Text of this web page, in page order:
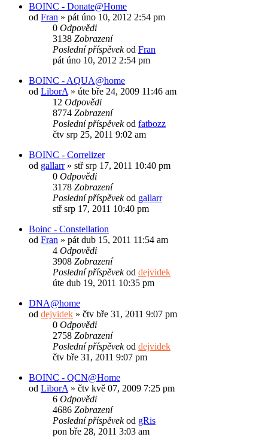
BOINC - Donate@Home
od Fran » pát úno 10, 2012 2:54 pm
0 Odpovědi
3138 Zobrazení
Poslední příspěvekod Fran
pát úno 10, 2012 2:54 pm
BOINC - AQUA@home
od LiborA » úte bře 24, 2009 11:46 am
12 Odpovědi
8774 Zobrazení
Poslední příspěvekod fatbozz
čtv srp 25, 2011 9:02 am
BOINC - Correlizer
od gallarr» stř srp 17, 2011 10:40 pm
0 Odpovědi
3178 Zobrazení
Poslední příspěvekod gallarr
stř srp 17, 2011 10:40 pm
Boinc - Constellation
od Fran » pát dub 15, 2011 11:54 am
4 Odpovědi
3908 Zobrazení
Poslední příspěvekod dejvidek
úte dub 19, 2011 10:35 pm
DNA@home
od dejvidek » čtv bře 31, 2011 9:07 pm
0 Odpovědi
2758 Zobrazení
Poslední příspěvekod dejvidek
čtv bře 31, 2011 9:07 pm
BOINC - QCN@Home
od LiborA » čtv kvě 07, 2009 7:25 pm
6 Odpovědi
4686 Zobrazení
Poslední příspěvekod gRis
pon bře 28, 2011 3:03 am